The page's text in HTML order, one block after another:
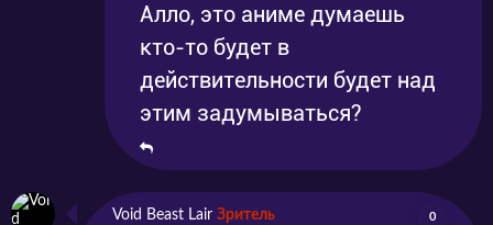
Алло, это аниме думаешь
кто-то будет в
действительности будет над
этим задумываться?
Void Beast Lair Зритель
0